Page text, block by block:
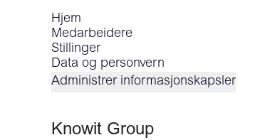
Hjem
Medarbeidere
Stillinger
Data og personvern
Administrer informasjonskapsler
Knowit Group